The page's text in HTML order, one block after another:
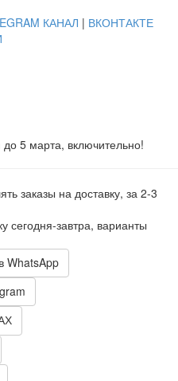
КАНАЛ | ВКОНТАКТЕ
5 марта, включительно!
заказы на доставку, за 2-3
сегодня-завтра, варианты
WhatsApp